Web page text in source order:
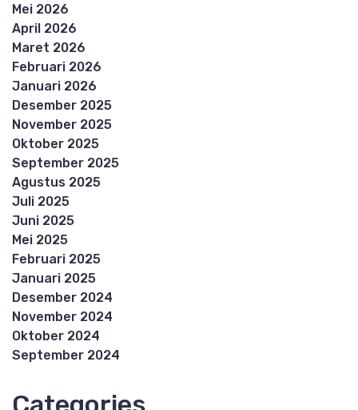
Mei 2026
April 2026
Maret 2026
Februari 2026
Januari 2026
Desember 2025
November 2025
Oktober 2025
September 2025
Agustus 2025
Juli 2025
Juni 2025
Mei 2025
Februari 2025
Januari 2025
Desember 2024
November 2024
Oktober 2024
September 2024